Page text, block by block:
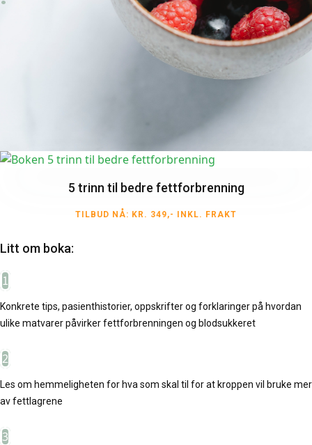
5 trinn til bedre fettforbrenning
TILBUD NÅ: KR. 349,- INKL. FRAKT
Litt om boka:
1
Konkrete tips, pasienthistorier, oppskrifter og forklaringer på hvordan
ulike matvarer påvirker fettforbrenningen og blodsukkeret
2
Les om hemmeligheten for hva som skal til for at kroppen vil bruke mer
av fettlagrene
3